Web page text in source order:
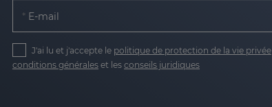
E-mail
J'ai lu et j'accepte le politique de protection de la vie privée
conditions générales et les conseils juridiques